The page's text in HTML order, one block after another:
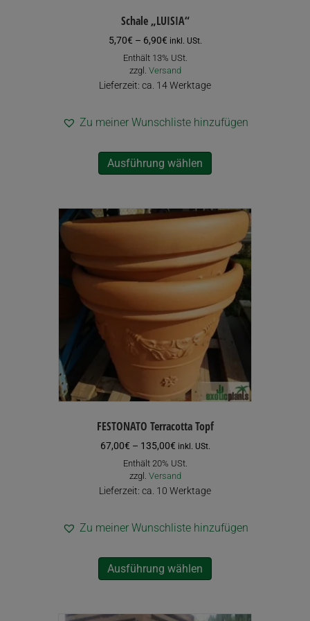
Schale „LUISIA“
5,70€ – 6,90€Preisspanne:
5,70€
bis
6,90€
inkl. USt.
Enthält 13% USt.
zzgl. Versand
Lieferzeit: ca. 14 Werktage
Zu meiner Wunschliste hinzufügen
Ausführung wählen
Varianten
Die
Optionen
können
auf
der
Produktseite
gewählt
FESTONATO Terracotta Topf
67,00€ – 135,00€Preisspanne:
67,00€
bis
135,00€
inkl. USt.
Enthält 20% USt.
zzgl. Versand
Lieferzeit: ca. 10 Werktage
Zu meiner Wunschliste hinzufügen
Ausführung wählen
Varianten